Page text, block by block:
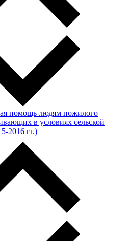
помощь людям пожилого
в условиях сельской
2016 гг.)